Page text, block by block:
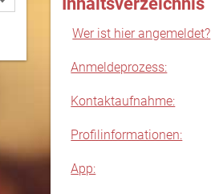
Wer ist hier angemeldet?
Anmeldeprozess:
Kontaktaufnahme:
Profilinformationen:
App: